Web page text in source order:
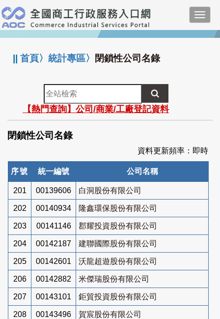
跳
到
主
要
:::
||首頁〉統計專區〉 閉鎖性公司名錄
全
站
檢
索
【熱門查詢】公司/商業/工廠登記資料
閉鎖性公司名錄
資料更新頻率：即時
序號 統一編號 公司名稱
201 00139606 白洞股份有限公司
202 00140934 隆鑫環保股份有限公司
203 00141146 郡耀投資股份有限公司
204 00142187 建聯國際股份有限公司
205 00142601 沃龍超遊股份有限公司
206 00142882 米傑瑞股份有限公司
207 00143101 鉅貿投資股份有限公司
208 00143496 賀宸股份有限公司